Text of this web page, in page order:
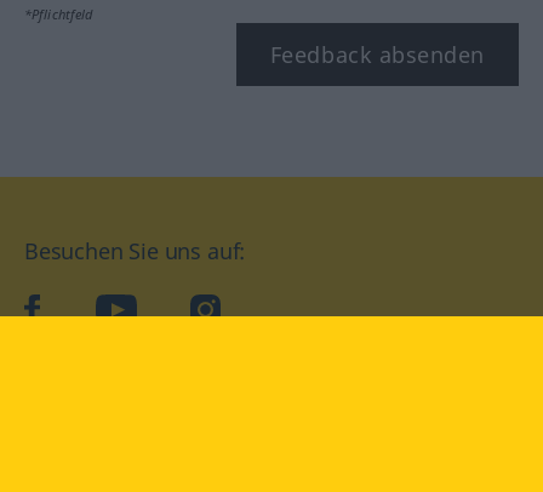
*Pflichtfeld
Feedback absenden
Besuchen Sie uns auf:
facebookYouTube Instagram